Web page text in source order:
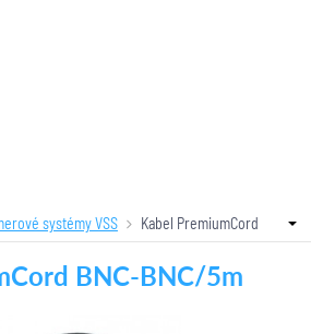
systémy VSS Kabel PremiumCord
BNC-BNC/5m